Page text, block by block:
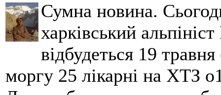
Сумна новина.
харківський
відбудеться 19
моргу 25 лікарні на ХТЗ